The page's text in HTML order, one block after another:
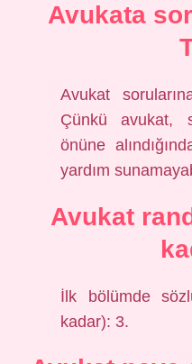
Avukata
Avukat
Çünkü avukat,
önüne
yardım
Avukat
İlk bölümde
kadar): 3.